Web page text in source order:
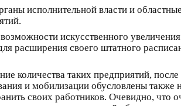
исполнительной власти и
искусственного
расширения своего штатного
количества таких предприятий,
и мобилизации обусловлены
своих работников. Очевидно, что